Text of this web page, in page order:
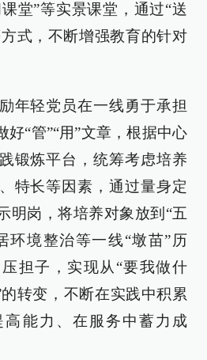
堂”等实景课堂，通过“送
式，不断增强教育的针对
年轻党员在一线勇于承担
好“管”“用”文章，根据中心
锻炼平台，统筹考虑培养
特长等因素，通过量身定
明岗，将培养对象放到“五
环境整治等一线“墩苗”历
担子，实现从“要我做什
转变，不断在实践中积累
能力、在服务中蓄力成